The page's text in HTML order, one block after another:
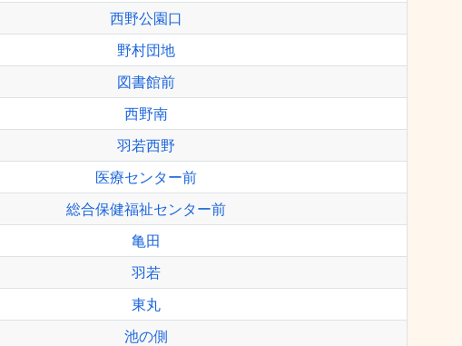
西野公園口
野村団地
図書館前
西野南
羽若西野
医療センター前
総合保健福祉センター前
亀田
羽若
東丸
池の側